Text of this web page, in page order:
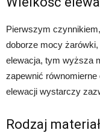
Pierwszym
doborze mocy
elewacja, tym wyższa
zapewnić równomierne
elewacji wystarczy
Rodzaj